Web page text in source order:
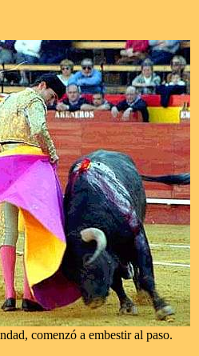
comenzó a embestir al paso.